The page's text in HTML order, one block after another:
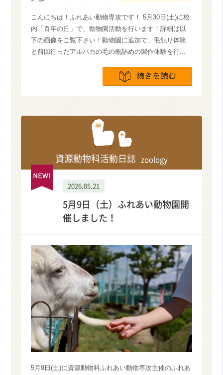
こんにちは！ふれあい動物専攻です！ 5月30日(土)に校
内「百年の丘」で、動物園活動を行います！詳細は以
下の画像をご覧下さい！動物園に追加で、毛触り体験
と前回行ったアルパカの毛の瓶詰めの製作体験を行...
資源動物科活動日誌 zoology
2026.05.21
5月9日（土）ふれあい動物園開
催しました！
5月9日(土)に資源動物科ふれあい動物専攻主催のふれあ